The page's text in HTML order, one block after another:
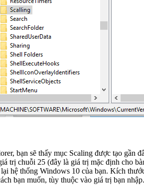
7. Nhấp chuột phải vào thư mục Scaling và chọn New -> String Value. 8. Đặt tên cho giá trị này là MonitorSize. 9. Tiếp theo, nhấp
chuỗi 25 (đây là giá trị mặc định cho bàn
bạn muốn, tùy thuộc vào giá trị bạn nhập.